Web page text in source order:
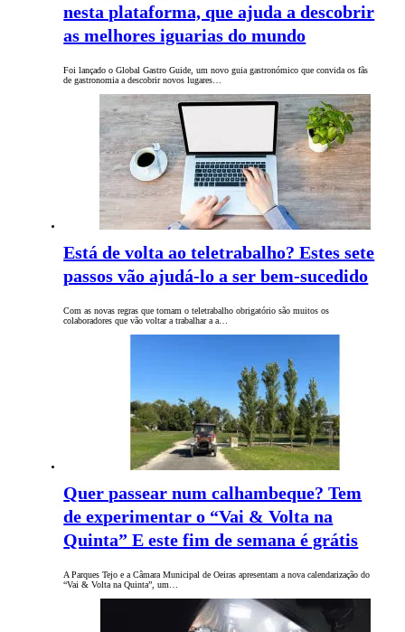
nesta plataforma, que ajuda a descobrir
as melhores iguarias do mundo
Foi lançado o Global Gastro Guide, um novo guia gastronómico que convida os fãs
de gastronomia a descobrir novos lugares…
Está de volta ao teletrabalho? Estes sete
passos vão ajudá-lo a ser bem-sucedido
Com as novas regras que tornam o teletrabalho obrigatório são muitos os
colaboradores que vão voltar a trabalhar a a…
Quer passear num calhambeque? Tem
de experimentar o “Vai & Volta na
Quinta” E este fim de semana é grátis
A Parques Tejo e a Câmara Municipal de Oeiras apresentam a nova calendarização do
“Vai & Volta na Quinta”, um…